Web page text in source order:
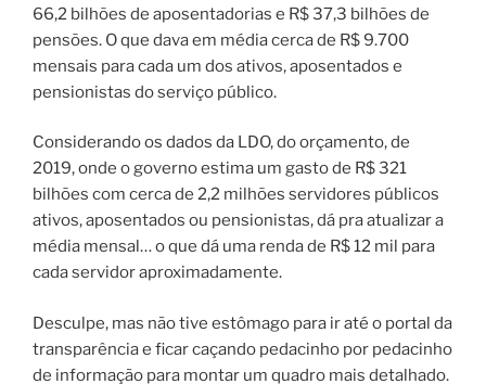
66,2 bilhões de aposentadorias e R$ 37,3 bilhões de
pensões. O que dava em média cerca de R$ 9.700
mensais para cada um dos ativos, aposentados e
pensionistas do serviço público.
Considerando os dados da LDO, do orçamento, de
2019, onde o governo estima um gasto de R$ 321
bilhões com cerca de 2,2 milhões servidores públicos
ativos, aposentados ou pensionistas, dá pra atualizar a
média mensal… o que dá uma renda de R$ 12 mil para
cada servidor aproximadamente.
Desculpe, mas não tive estômago para ir até o portal da
transparência e ficar caçando pedacinho por pedacinho
de informação para montar um quadro mais detalhado.